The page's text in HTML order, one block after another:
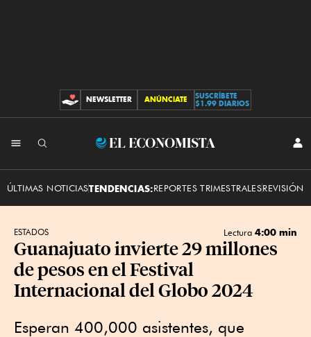
CONTRIBUCIONES
NEWSLETTER ANÚNCIATE
SUSCRÍBETE
$1.99 DIARIOS
El
ÚLTIMAS NOTICIASTENDENCIAS:REPORTES TRIMESTRALESREVISIÓN
ESTADOS Lectura 4:00 min
Guanajuato invierte 29 millones
de pesos en el Festival
Internacional del Globo 2024
Esperan 400,000 asistentes, que